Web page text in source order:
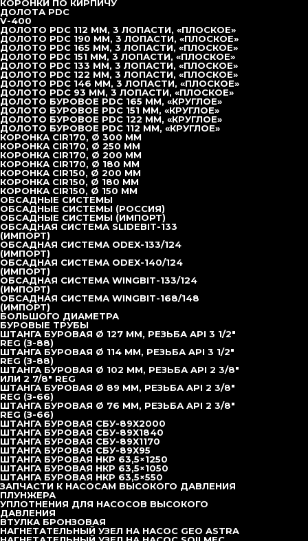
КОРОНКИ ПО КИРПИЧУ
ДОЛОТА PDC
V-400
ДОЛОТО PDC 112 ММ, 3 ЛОПАСТИ, «ПЛОСКОЕ»
ДОЛОТО PDC 190 ММ, 3 ЛОПАСТИ, «ПЛОСКОЕ»
ДОЛОТО PDC 165 ММ, 3 ЛОПАСТИ, «ПЛОСКОЕ»
ДОЛОТО PDC 151 ММ, 3 ЛОПАСТИ, «ПЛОСКОЕ»
ДОЛОТО PDC 133 ММ, 3 ЛОПАСТИ, «ПЛОСКОЕ»
ДОЛОТО PDC 122 ММ, 3 ЛОПАСТИ, «ПЛОСКОЕ»
ДОЛОТО PDC 146 ММ, 3 ЛОПАСТИ, «ПЛОСКОЕ»
ДОЛОТО PDC 93 ММ, 3 ЛОПАСТИ, «ПЛОСКОЕ»
ДОЛОТО БУРОВОЕ PDC 165 ММ, «КРУГЛОЕ»
ДОЛОТО БУРОВОЕ PDC 151 ММ, «КРУГЛОЕ»
ДОЛОТО БУРОВОЕ PDC 122 ММ, «КРУГЛОЕ»
ДОЛОТО БУРОВОЕ PDC 112 ММ, «КРУГЛОЕ»
КОРОНКА CIR170, Ø 300 ММ
КОРОНКА CIR170, Ø 250 ММ
КОРОНКА CIR170, Ø 200 ММ
КОРОНКА CIR170, Ø 180 ММ
КОРОНКА CIR150, Ø 200 ММ
КОРОНКА CIR150, Ø 180 ММ
КОРОНКА CIR150, Ø 150 ММ
ОБСАДНЫЕ СИСТЕМЫ
ОБСАДНЫЕ СИСТЕМЫ (РОССИЯ)
ОБСАДНЫЕ СИСТЕМЫ (ИМПОРТ)
ОБСАДНАЯ СИСТЕМА SLIDEBIT-133
(ИМПОРТ)
ОБСАДНАЯ СИСТЕМА ODEX-133/124
(ИМПОРТ)
ОБСАДНАЯ СИСТЕМА ODEX-140/124
(ИМПОРТ)
ОБСАДНАЯ СИСТЕМА WINGBIT-133/124
(ИМПОРТ)
ОБСАДНАЯ СИСТЕМА WINGBIT-168/148
(ИМПОРТ)
БОЛЬШОГО ДИАМЕТРА
БУРОВЫЕ ТРУБЫ
ШТАНГА БУРОВАЯ Ø 127 ММ, РЕЗЬБА API 3 1/2″
REG (З-88)
ШТАНГА БУРОВАЯ Ø 114 ММ, РЕЗЬБА API 3 1/2″
REG (З-88)
ШТАНГА БУРОВАЯ Ø 102 ММ, РЕЗЬБА API 2 3/8″
ИЛИ 2 7/8″ REG
ШТАНГА БУРОВАЯ Ø 89 ММ, РЕЗЬБА API 2 3/8″
REG (З-66)
ШТАНГА БУРОВАЯ Ø 76 ММ, РЕЗЬБА API 2 3/8″
REG (З-66)
ШТАНГА БУРОВАЯ СБУ-89Х2000
ШТАНГА БУРОВАЯ СБУ-89Х1840
ШТАНГА БУРОВАЯ СБУ-89Х1170
ШТАНГА БУРОВАЯ СБУ-89Х95
ШТАНГА БУРОВАЯ НКР 63,5×1250
ШТАНГА БУРОВАЯ НКР 63,5×1050
ШТАНГА БУРОВАЯ НКР 63,5×550
ЗАПЧАСТИ К НАСОСАМ ВЫСОКОГО ДАВЛЕНИЯ
ПЛУНЖЕРА
УПЛОТНЕНИЯ ДЛЯ НАСОСОВ ВЫСОКОГО
ДАВЛЕНИЯ
ВТУЛКА БРОНЗОВАЯ
НАГНЕТАТЕЛЬНЫЙ УЗЕЛ НА НАСОС GEO ASTRA
DZJ-200
TOPDRILL в Попечительском совете РСБИ
сайт РСБИ
Главная
Каталог
Новости
О компании
Доставка
Лизинг
Контакты
+7 (495) 377-95-95 office@topdrill.pro
Адрес:
140090, Московская область, г. Дзержинский, ул.
Энергетиков, дом 4, стр. 12В, оф. 26
Время работы:
Пн-пт 9.00-18.00
ООО «ТОПДРИЛЛ»
Буровое оборудованиеПолитика конфиденциальности
Copyright © 2026
ИНН 5027295030 КПП 502701001 ОКПО 54848175 ОГРН
1215000034754 ОКВЭД 46.62